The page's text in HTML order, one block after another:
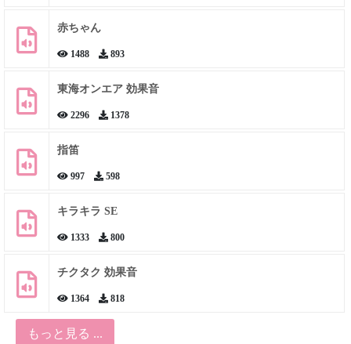
赤ちゃん
1488 893
東海オンエア 効果音
2296 1378
指笛
997 598
キラキラ SE
1333 800
チクタク 効果音
1364 818
もっと見る ...